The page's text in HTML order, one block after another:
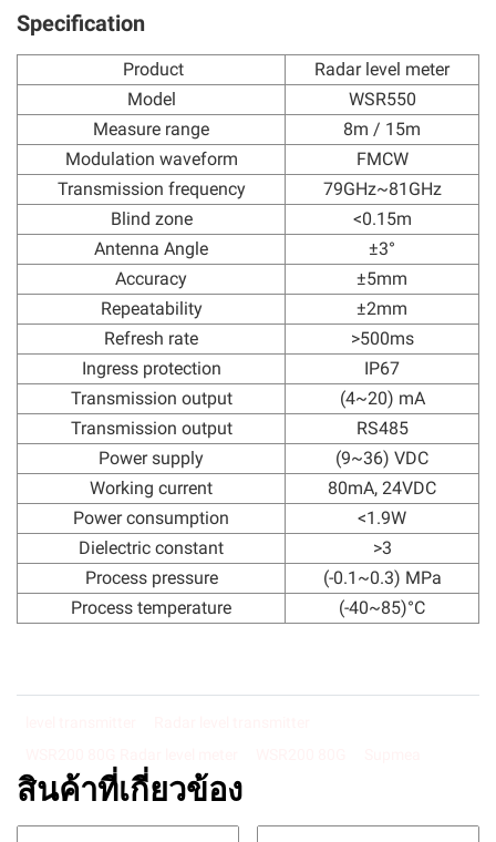
Specification
Product
Radar level meter
Model
WSR550
Measure range
8m / 15m
Modulation waveform
FMCW
Transmission frequency
79GHz~81GHz
Blind zone
<0.15m
Antenna Angle
±3°
Accuracy
±5mm
Repeatability
±2mm
Refresh rate
>500ms
Ingress protection
IP67
Transmission output
(4~20) mA
Transmission output
RS485
Power supply
(9~36) VDC
Working current
80mA, 24VDC
Power consumption
<1.9W
Dielectric constant
>3
Process pressure
(-0.1~0.3) MPa
Process temperature
(-40~85)°C
สินค้าที่เกี่ยวข้อง